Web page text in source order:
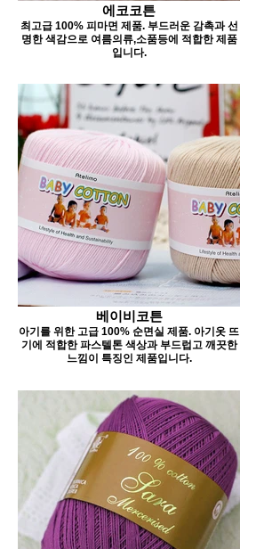
에코코튼
최고급 100% 피마면 제품. 부드러운 감촉과 선
명한 색감으로 여름의류,소품등에 적합한 제품
입니다.
베이비코튼
아기를 위한 고급 100% 순면실 제품. 아기옷 뜨
기에 적합한 파스텔톤 색상과 부드럽고 깨끗한
느낌이 특징인 제품입니다.